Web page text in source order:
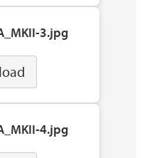
3.jpg
4.jpg